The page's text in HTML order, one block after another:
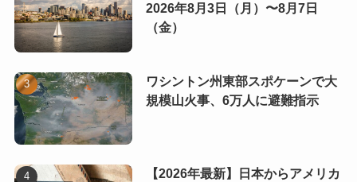
2026年8月3日（月）〜8月7日
（金）
ワシントン州東部スポケーンで大
規模山火事、6万人に避難指示
【2026年最新】日本からアメリカ